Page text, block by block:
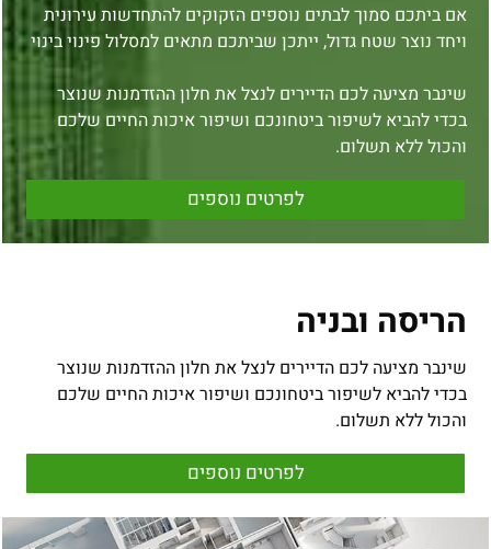
אם ביתכם סמוך לבתים נוספים הזקוקים להתחדשות עירונית
ויחד נוצר שטח גדול, ייתכן שביתכם מתאים למסלול פינוי בינוי
שינבר מציעה לכם הדיירים לנצל את חלון ההזדמנות שנוצר
בכדי להביא לשיפור ביטחונכם ושיפור איכות החיים שלכם
והכול ללא תשלום.
לפרטים נוספים
הריסה ובניה
שינבר מציעה לכם הדיירים לנצל את חלון ההזדמנות שנוצר
בכדי להביא לשיפור ביטחונכם ושיפור איכות החיים שלכם
והכול ללא תשלום.
לפרטים נוספים